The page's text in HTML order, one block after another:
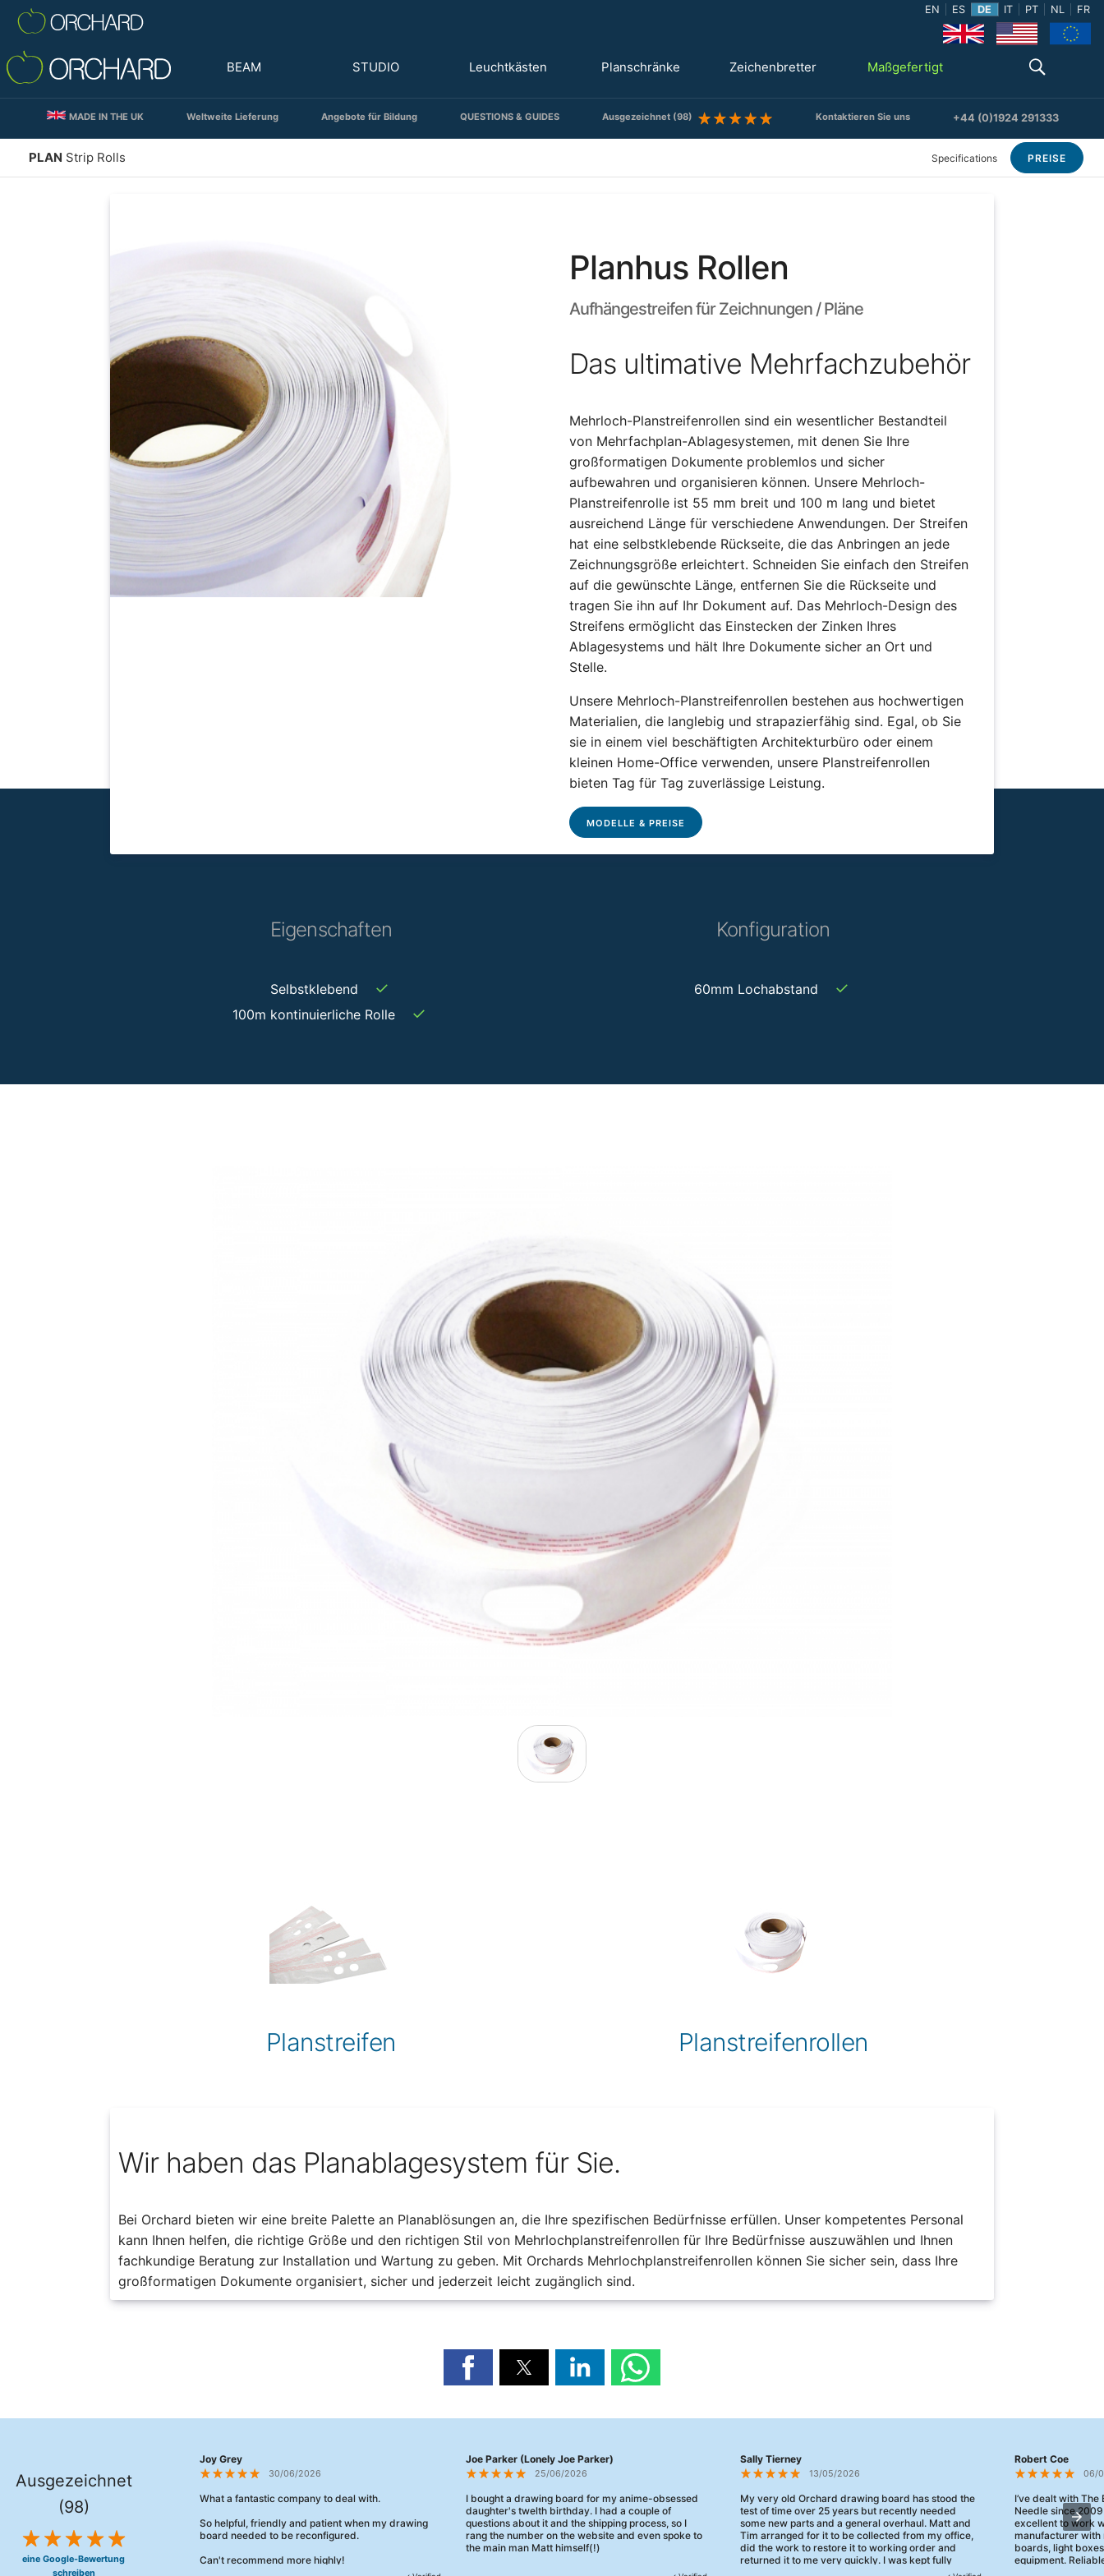
EN ES DE IT PT NL FR
BEAM STUDIO Leuchtkästen Planschränke Zeichenbretter Maßgefertigt
MADE IN THE UK Weltweite Lieferung Angebote für Bildung QUESTIONS & GUIDES Ausgezeichnet (98) Kontaktieren Sie uns +44 (0)1924 291333
PLAN Strip Rolls Specifications PREISE
Planhus Rollen
Aufhängestreifen für Zeichnungen / Pläne
Das ultimative Mehrfachzubehör
Mehrloch-Planstreifenrollen sind ein wesentlicher Bestandteil
von Mehrfachplan-Ablagesystemen, mit denen Sie Ihre
großformatigen Dokumente problemlos und sicher
aufbewahren und organisieren können. Unsere Mehrloch-
Planstreifenrolle ist 55 mm breit und 100 m lang und bietet
ausreichend Länge für verschiedene Anwendungen. Der Streifen
hat eine selbstklebende Rückseite, die das Anbringen an jede
Zeichnungsgröße erleichtert. Schneiden Sie einfach den Streifen
auf die gewünschte Länge, entfernen Sie die Rückseite und
tragen Sie ihn auf Ihr Dokument auf. Das Mehrloch-Design des
Streifens ermöglicht das Einstecken der Zinken Ihres
Ablagesystems und hält Ihre Dokumente sicher an Ort und
Stelle.
Unsere Mehrloch-Planstreifenrollen bestehen aus hochwertigen
Materialien, die langlebig und strapazierfähig sind. Egal, ob Sie
sie in einem viel beschäftigten Architekturbüro oder einem
kleinen Home-Office verwenden, unsere Planstreifenrollen
bieten Tag für Tag zuverlässige Leistung.
MODELLE & PREISE
Eigenschaften
Selbstklebend ✓
100m kontinuierliche Rolle ✓
Konfiguration
60mm Lochabstand ✓
Planstreifen Planstreifenrollen
Wir haben das Planablagesystem für Sie.
Bei Orchard bieten wir eine breite Palette an Planablösungen an, die Ihre spezifischen Bedürfnisse erfüllen. Unser kompetentes Personal
kann Ihnen helfen, die richtige Größe und den richtigen Stil von Mehrlochplanstreifenrollen für Ihre Bedürfnisse auszuwählen und Ihnen
fachkundige Beratung zur Installation und Wartung zu geben. Mit Orchards Mehrlochplanstreifenrollen können Sie sicher sein, dass Ihre
großformatigen Dokumente organisiert, sicher und jederzeit leicht zugänglich sind.
Ausgezeichnet
(98)
eine Google-Bewertung
schreiben
Joy Grey
30/06/2026
What a fantastic company to deal with.
So helpful, friendly and patient when my drawing
board needed to be reconfigured.
Can't recommend more highly!
Joe Parker (Lonely Joe Parker)
25/06/2026
I bought a drawing board for my anime-obsessed
daughter's twelth birthday. I had a couple of
questions about it and the shipping process, so I
rang the number on the website and even spoke to
the main man Matt himself(!)
They were really, really helpful, maybe the best
Sally Tierney
13/05/2026
My very old Orchard drawing board has stood the
test of time over 25 years but recently needed
some new parts and a general overhaul. Matt and
Tim arranged for it to be collected from my office,
did the work to restore it to working order and
returned it to me very quickly. I was kept fully
informed and they turned up when they said they
Robert Coe
06/
I’ve dealt with
Needle since
excellent to work
manufacturer with
boards, light
equipment.